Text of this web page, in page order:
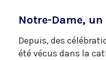
Notre-Dame,
Depuis, des
été vécus dans la